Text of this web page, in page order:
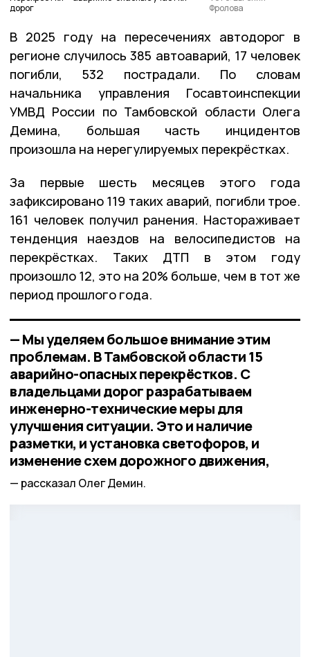
дорог
Фролова
В 2025 году на пересечениях автодорог в
регионе случилось 385 автоаварий, 17 человек
погибли, 532 пострадали. По словам
начальника управления Госавтоинспекции
УМВД России по Тамбовской области Олега
Демина, большая часть инцидентов
произошла на нерегулируемых перекрёстках.
За первые шесть месяцев этого года
зафиксировано 119 таких аварий, погибли трое.
161 человек получил ранения. Настораживает
тенденция наездов на велосипедистов на
перекрёстках. Таких ДТП в этом году
произошло 12, это на 20% больше, чем в тот же
период прошлого года.
— Мы уделяем большое внимание этим
проблемам. В Тамбовской области 15
аварийно-опасных перекрёстков. С
владельцами дорог разрабатываем
инженерно-технические меры для
улучшения ситуации. Это и наличие
разметки, и установка светофоров, и
изменение схем дорожного движения,
рассказал Олег Демин.